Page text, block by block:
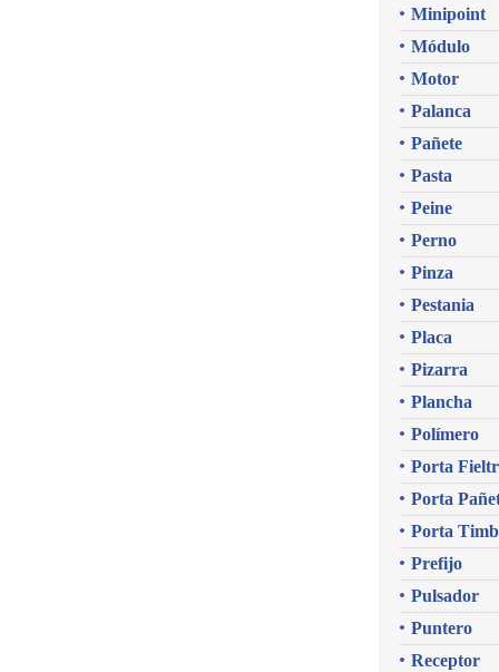
Minipoint
Módulo
Motor
Palanca
Pañete
Pasta
Peine
Perno
Pinza
Pestania
Placa
Pizarra
Plancha
Polímero
Porta
Porta
Porta
Prefijo
Pulsador
Puntero
Receptor